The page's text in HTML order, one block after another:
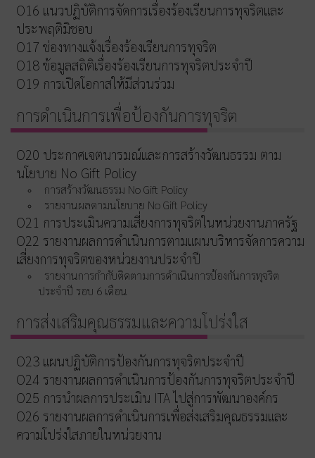
O16 แนวปฏิบัติการจัดการเรื่องร้องเรียนการทุจริตและ
ประพฤติมิชอบ
O17 ช่องทางแจ้งเรื่องร้องเรียนการทุจริต
O18 ข้อมูลสถิติเรื่องร้องเรียนการทุจริตประจำปี
O19 การเปิดโอกาสให้มีส่วนร่วม
การดำเนินการเพื่อป้องกันการทุจริต
O20 ประกาศเจตนารมณ์และการสร้างวัฒนธรรม ตาม
นโยบาย No Gift Policy
การสร้างวัฒนธรรม No Gift Policy
รายงานผลตามนโยบาย No Gift Policy
O21 การประเมินความเสี่ยงการทุจริตในหน่วยงานภาครัฐ
O22 รายงานผลการดำเนินการตามแผนบริหารจัดการความ
เสี่ยงการทุจริตของหน่วยงานประจำปี
รายงานการกำกับติดตามการดำเนินการป้องกันการทุจริต
ประจำปี รอบ 6 เดือน
การส่งเสริมคุณธรรมและความโปร่งใส
O23 แผนปฏิบัติการป้องกันการทุจริตประจำปี
O24 รายงานผลการดำเนินการป้องกันการทุจริตประจำปี
O25 การนำผลการประเมิน ITA ไปสู่การพัฒนาองค์กร
O26 รายงานผลการดำเนินการเพื่อส่งเสริมคุณธรรมและ
ความโปร่งใสภายในหน่วยงาน